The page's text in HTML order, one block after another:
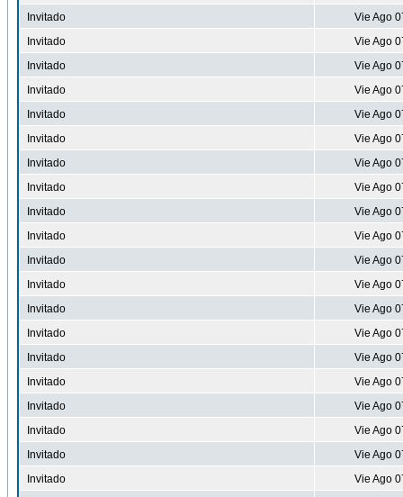
Invitado
Vie Ago
Invitado
Vie Ago
Invitado
Vie Ago
Invitado
Vie Ago
Invitado
Vie Ago
Invitado
Vie Ago
Invitado
Vie Ago
Invitado
Vie Ago
Invitado
Vie Ago
Invitado
Vie Ago
Invitado
Vie Ago
Invitado
Vie Ago
Invitado
Vie Ago
Invitado
Vie Ago
Invitado
Vie Ago
Invitado
Vie Ago
Invitado
Vie Ago
Invitado
Vie Ago
Invitado
Vie Ago
Invitado
Vie Ago